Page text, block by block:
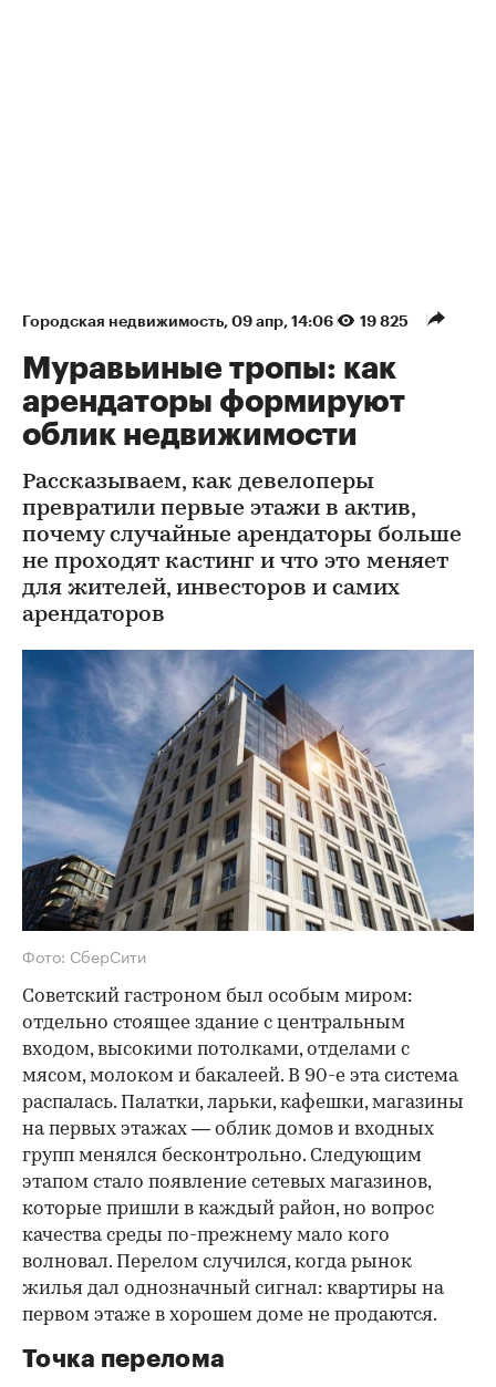
Городская недвижимость 09 апр, 14:06 19 825
Муравьиные тропы: как
арендаторы формируют
облик недвижимости
Рассказываем, как девелоперы
превратили первые этажи в актив,
почему случайные арендаторы больше
не проходят кастинг и что это меняет
для жителей, инвесторов и самих
арендаторов
Фото: СберСити
Советский гастроном был особым миром:
отдельно стоящее здание с центральным
входом, высокими потолками, отделами с
мясом, молоком и бакалеей. В 90-е эта система
распалась. Палатки, ларьки, кафешки, магазины
на первых этажах — облик домов и входных
групп менялся бесконтрольно. Следующим
этапом стало появление сетевых магазинов,
которые пришли в каждый район, но вопрос
качества среды по-прежнему мало кого
волновал. Перелом случился, когда рынок
жилья дал однозначный сигнал: квартиры на
первом этаже в хорошем доме не продаются.
Точка перелома